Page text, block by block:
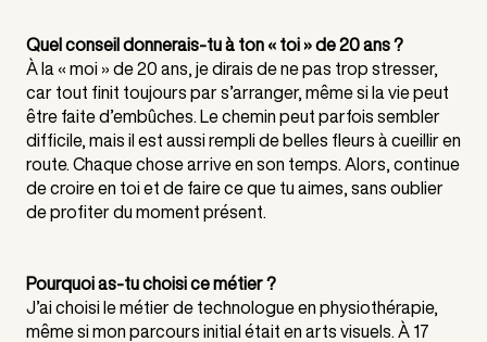
Quel conseil donnerais-tu à ton « toi » de 20 ans ?
À la « moi » de 20 ans, je dirais de ne pas trop stresser,
car tout finit toujours par s’arranger, même si la vie peut
être faite d’embûches. Le chemin peut parfois sembler
difficile, mais il est aussi rempli de belles fleurs à cueillir en
route. Chaque chose arrive en son temps. Alors, continue
de croire en toi et de faire ce que tu aimes, sans oublier
de profiter du moment présent.
Pourquoi as-tu choisi ce métier ?
J’ai choisi le métier de technologue en physiothérapie,
même si mon parcours initial était en arts visuels. À 17